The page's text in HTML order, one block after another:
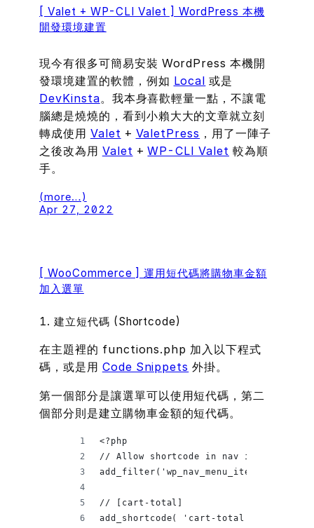
[ Valet + WP-CLI Valet ] WordPress 本機
開發環境建置
現今有很多可簡易安裝 WordPress 本機開
發環境建置的軟體，例如 Local 或是
DevKinsta。我本身喜歡輕量一點，不讓電
腦總是燒燒的，看到小賴大大的文章就立刻
轉成使用 Valet + ValetPress ，用了一陣子
之後改為用 Valet +WP-CLI Valet 較為順
手。
(more…)
Apr 27, 2022
[ WooCommerce ] 運用短代碼將購物車金額
加入選單
1. 建立短代碼 (Shortcode)
在主題裡的 functions.php 加入以下程式
碼，或是用 Code Snippets 外掛。
第一個部分是讓選單可以使用短代碼，第二
個部分則是建立購物車金額的短代碼。
<?php
// Allow shortcode in nav items
add_filter('wp_nav_menu_items',
// [cart-total]
add_shortcode( 'cart-total',